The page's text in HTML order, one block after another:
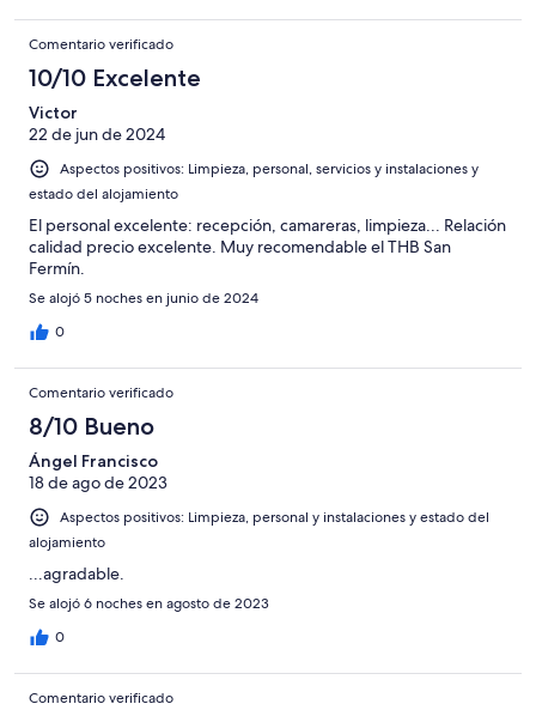
Comentario verificado
10/10 Excelente
Victor
22 de jun de 2024
Aspectos positivos: Limpieza, personal, servicios y instalaciones y
estado del alojamiento
El personal excelente: recepción, camareras, limpieza... Relación
calidad precio excelente. Muy recomendable el THB San
Fermín.
Se alojó 5 noches en junio de 2024
0
Comentario verificado
8/10 Bueno
Ángel Francisco
18 de ago de 2023
Aspectos positivos: Limpieza, personal y instalaciones y estado del
alojamiento
...agradable.
Se alojó 6 noches en agosto de 2023
0
Comentario verificado